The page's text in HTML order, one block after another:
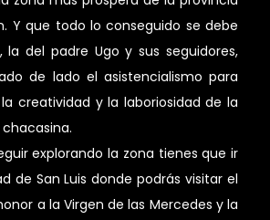
Y que todo lo conseguido se debe
la del padre Ugo y sus seguidores,
de lado el asistencialismo para
creatividad y la laboriosidad de la
explorando la zona tienes que ir
de San Luis donde podrás visitar el
a la Virgen de las Mercedes y la